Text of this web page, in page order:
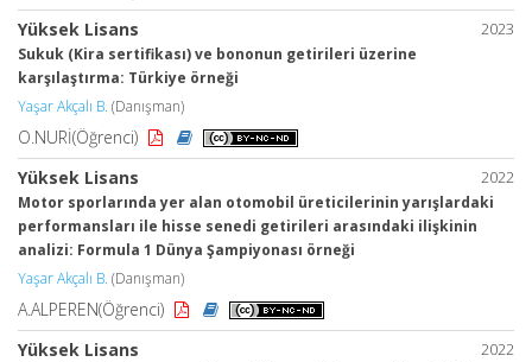
2023
Yüksek Lisans
Sukuk (Kira sertifikası) ve bononun getirileri üzerine
karşılaştırma: Türkiye örneği
Yaşar Akçalı B. (Danışman)
O.NURİ(Öğrenci)
2022
Yüksek Lisans
Motor sporlarında yer alan otomobil üreticilerinin yarışlardaki
performansları ile hisse senedi getirileri arasındaki ilişkinin
analizi: Formula 1 Dünya Şampiyonası örneği
Yaşar Akçalı B. (Danışman)
A.ALPEREN(Öğrenci)
2022
Yüksek Lisans